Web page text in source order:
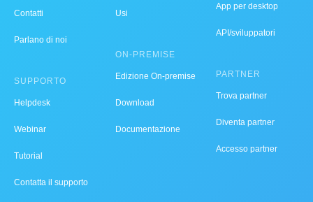
Contatti
Parlano di noi
SUPPORTO
Helpdesk
Webinar
Tutorial
Contatta il supporto
Usi
ON-PREMISE
Edizione On-premise
Download
Documentazione
App per desktop
API/sviluppatori
PARTNER
Trova partner
Diventa partner
Accesso partner